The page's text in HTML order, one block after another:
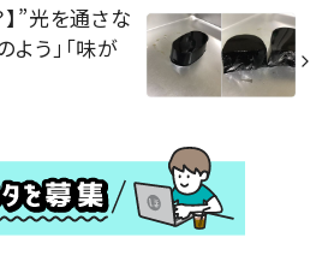
】”光を通さな
う」「味が